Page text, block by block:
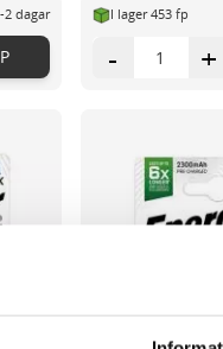
2 dagar I lager 453 fp
- +